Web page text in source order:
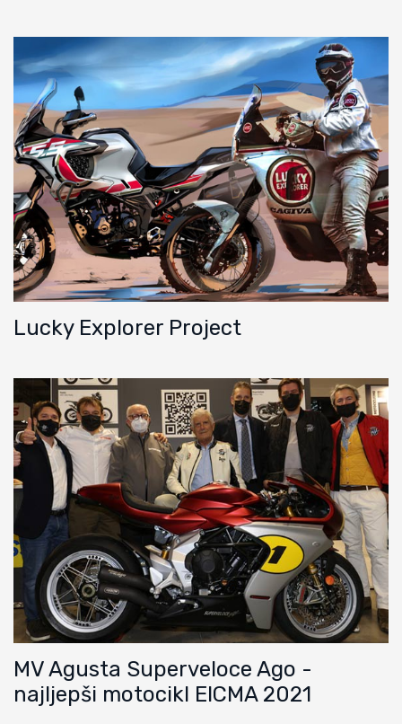
Lucky Explorer Project
MV Agusta Superveloce Ago -
najljepši motocikl EICMA 2021